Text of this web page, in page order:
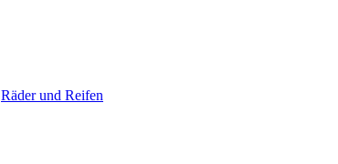
Räder und Reifen